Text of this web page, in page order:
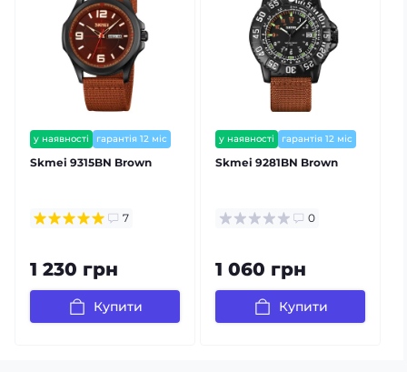
у наявності гарантія 12 міс
Skmei 9315BN Brown
7
1 230 грн
Купити
у наявності гарантія 12 міс
Skmei 9281BN Brown
0
1 060 грн
Купити